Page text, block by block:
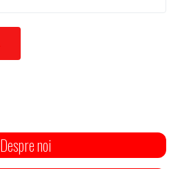
Despre noi